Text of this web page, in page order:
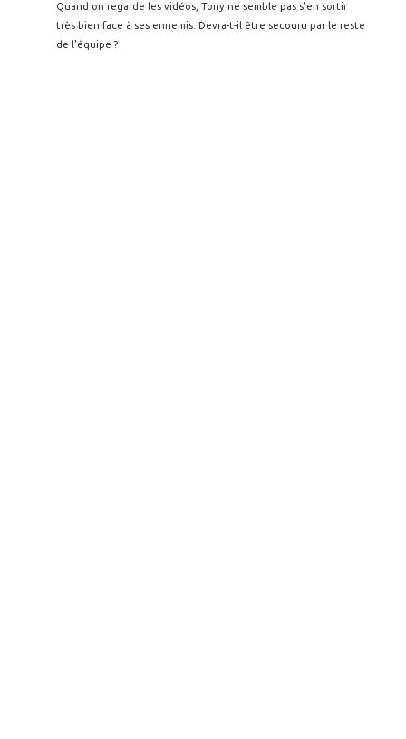
Quand on regarde les vidéos, Tony ne semble pas s'en sortir
très bien face à ses ennemis. Devra-t-il être secouru par le reste
de l'équipe ?